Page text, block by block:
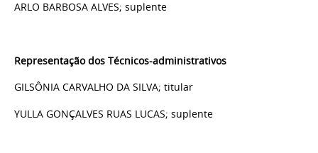
ARLO BARBOSA ALVES; suplente
Representação dos Técnicos-administrativos
GILSÔNIA CARVALHO DA SILVA; titular
YULLA GONÇALVES RUAS LUCAS; suplente